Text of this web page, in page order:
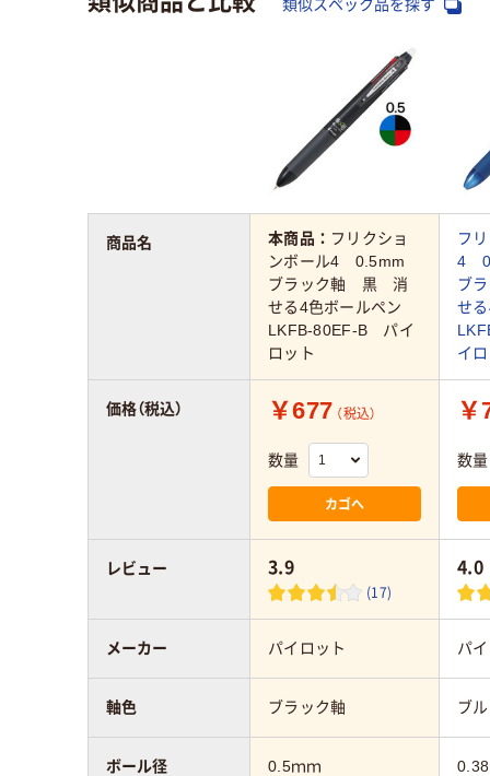
類似スペック品を探す
本商品： フリクショ
ンボール4 0.5mm
ブラック軸 黒 消
せる4色ボールペン
LKFB-80EF-B パイ
ロット
フ
4
ブ
せ
イ
￥677 （税込）
数量
カゴへ
￥
数量
3.9
(17)
4.0
パイロット パ
ブラック軸 ブ
0.5ｍｍ
商品名
価格（税込）
レビュー
メーカー
軸色
ボール径